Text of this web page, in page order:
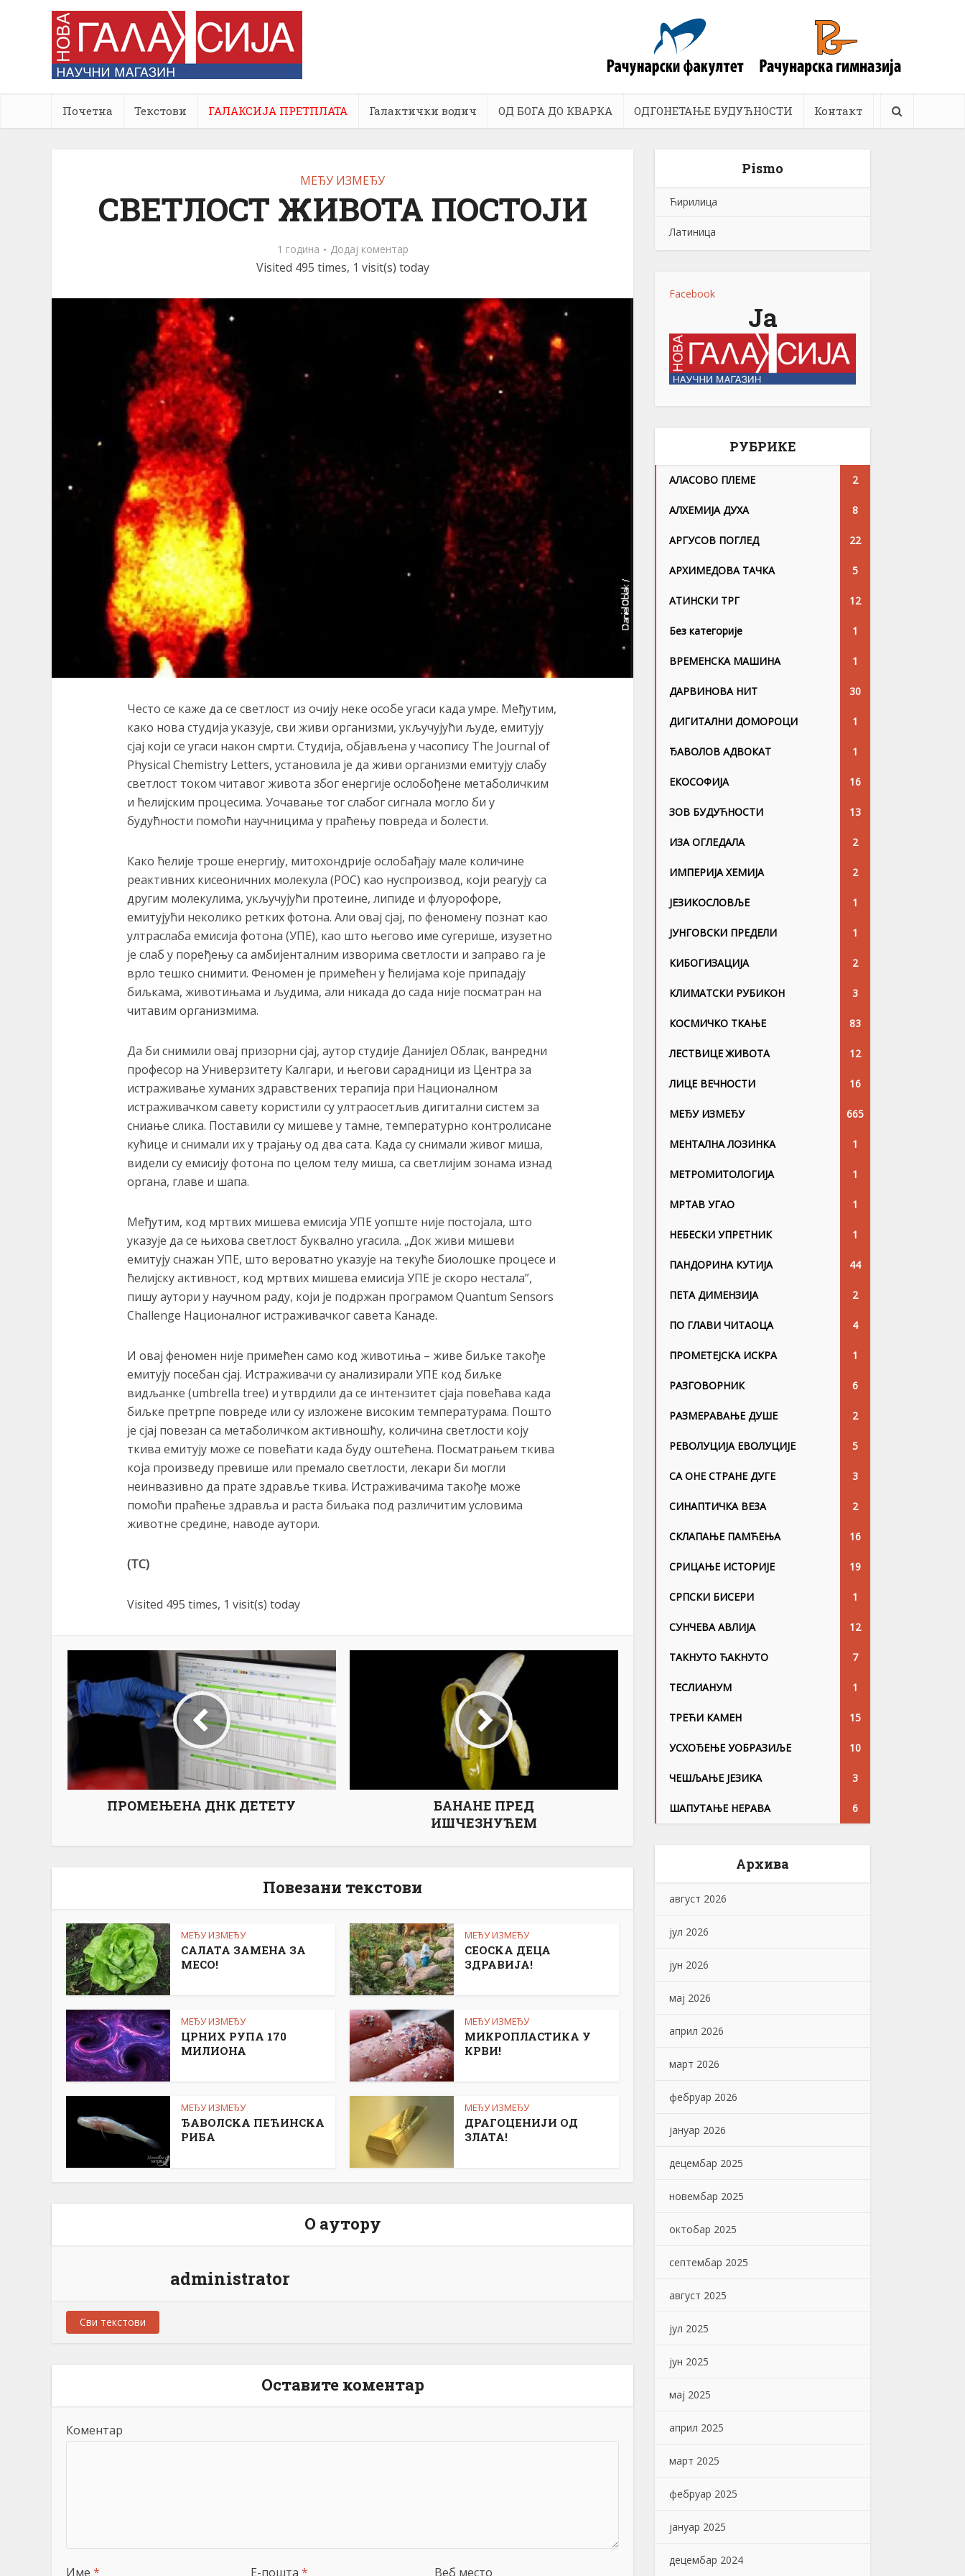
Почетна Текстови ГАЛАКСИЈА ПРЕТПЛАТА Галактички водич ОД БОГА ДО КВАРКА ОДГОНЕТАЊЕ БУДУЋНОСТИ Контакт
МЕЂУ ИЗМЕЂУ
СВЕТЛОСТ ЖИВОТА ПОСТОЈИ
1 година Додај коментар
Visited 495 times, 1 visit(s) today
Често се каже да се светлост из очију неке особе угаси када умре. Међутим,
како нова студија указује, сви живи организми, укључујући људе, емитују
сјај који се угаси након смрти. Студија, објављена у часопису The Journal of
Physical Chemistry Letters, установила је да живи организми емитују слабу
светлост током читавог живота због енергије ослобођене метаболичким
и ћелијским процесима. Уочавање тог слабог сигнала могло би у
будућности помоћи научницима у праћењу повреда и болести.
Како ћелије троше енергију, митохондрије ослобађају мале количине
реактивних кисеоничних молекула (РОС) као нуспроизвод, који реагују са
другим молекулима, укључујући протеине, липиде и флуорофоре,
емитујући неколико ретких фотона. Али овај сјај, по феномену познат као
ултраслаба емисија фотона (УПЕ), као што његово име сугерише, изузетно
је слаб у поређењу са амбијенталним изворима светлости и заправо га је
врло тешко снимити. Феномен је примећен у ћелијама које припадају
биљкама, животињама и људима, али никада до сада није посматран на
читавим организмима.
Да би снимили овај призорни сјај, аутор студије Данијел Облак, ванредни
професор на Универзитету Калгари, и његови сарадници из Центра за
истраживање хуманих здравствених терапија при Националном
истраживачком савету користили су ултраосетљив дигитални систем за
сниање слика. Поставили су мишеве у тамне, температурно контролисане
кућице и снимали их у трајању од два сата. Када су снимали живог миша,
видели су емисију фотона по целом телу миша, са светлијим зонама изнад
органа, главе и шапа.
Међутим, код мртвих мишева емисија УПЕ уопште није постојала, што
указује да се њихова светлост буквално угасила. „Док живи мишеви
емитују снажан УПЕ, што вероватно указује на текуће биолошке процесе и
ћелијску активност, код мртвих мишева емисија УПЕ је скоро нестала”,
пишу аутори у научном раду, који је подржан програмом Quantum Sensors
Challenge Националног истраживачког савета Канаде.
И овај феномен није примећен само код животиња – живе биљке такође
емитују посебан сјај. Истраживачи су анализирали УПЕ код биљке
видљанке (umbrella tree) и утврдили да се интензитет сјаја повећава када
биљке претрпе повреде или су изложене високим температурама. Пошто
је сјај повезан са метаболичком активношћу, количина светлости коју
ткива емитују може се повећати када буду оштећена. Посматрањем ткива
која произведу превише или премало светлости, лекари би могли
неинвазивно да прате здравље ткива. Истраживачима такође може
помоћи праћење здравља и раста биљака под различитим условима
животне средине, наводе аутори.
(ТС)
Visited 495 times, 1 visit(s) today
ПРОМЕЊЕНА ДНК ДЕТЕТУ
БАНАНЕ ПРЕД
ИШЧЕЗНУЋЕМ
Повезани текстови
МЕЂУ ИЗМЕЂУ
САЛАТА ЗАМЕНА ЗА
МЕСО!
МЕЂУ ИЗМЕЂУ
СЕОСKА ДЕЦА
ЗДРАВИЈА!
МЕЂУ ИЗМЕЂУ
ЦРНИХ РУПА 170
МИЛИОНА
МЕЂУ ИЗМЕЂУ
МИКРОПЛАСТИКА У
КРВИ!
МЕЂУ ИЗМЕЂУ
ЂАВОЛСKА ПЕЋИНСKА
РИБА
МЕЂУ ИЗМЕЂУ
ДРАГОЦЕНИЈИ ОД
ЗЛАТА!
О аутору
administrator
Сви текстови
Оставите коментар
Коментар
Име * Е-пошта * Веб место
Pismo
Ћирилица
Латиница
Facebook
Ја
РУБРИКЕ
АЛАСОВО ПЛЕМЕ 2
АЛХЕМИЈА ДУХА 8
АРГУСОВ ПОГЛЕД 22
АРХИМЕДОВА ТАЧКА 5
АТИНСКИ ТРГ 12
Без категорије 1
ВРЕМЕНСКА МАШИНА 1
ДАРВИНОВА НИТ 30
ДИГИТАЛНИ ДОМОРОЦИ 1
ЂАВОЛОВ АДВОКАТ 1
ЕКОСОФИЈА 16
ЗОВ БУДУЋНОСТИ 13
ИЗА ОГЛЕДАЛА 2
ИМПЕРИЈА ХЕМИЈА 2
ЈЕЗИКОСЛОВЉЕ 1
ЈУНГОВСKИ ПРЕДЕЛИ 1
КИБОГИЗАЦИЈА 2
КЛИМАТСКИ РУБИКОН 3
КОСМИЧКО ТКАЊЕ 83
ЛЕСТВИЦЕ ЖИВОТА 12
ЛИЦЕ ВЕЧНОСТИ 16
МЕЂУ ИЗМЕЂУ 665
МЕНТАЛНА ЛОЗИНКА 1
МЕТРОМИТОЛОГИЈА 1
МРТАВ УГАО 1
НЕБЕСКИ УПРЕТНИК 1
ПАНДОРИНА КУТИЈА 44
ПЕТА ДИМЕНЗИЈА 2
ПО ГЛАВИ ЧИТАОЦА 4
ПРОМЕТЕЈСКА ИСКРА 1
РАЗГОВОРНИК 6
РАЗМЕРАВАЊЕ ДУШЕ 2
РЕВОЛУЦИЈА ЕВОЛУЦИЈЕ 5
СА ОНЕ СТРАНЕ ДУГЕ 3
СИНАПТИЧКА ВЕЗА 2
СКЛАПАЊЕ ПАМЋЕЊА 16
СРИЦАЊЕ ИСТОРИЈЕ 19
СРПСКИ БИСЕРИ 1
СУНЧЕВА АВЛИЈА 12
ТАКНУТО ЋАКНУТО 7
ТЕСЛИАНУМ 1
ТРЕЋИ КАМЕН 15
УСХОЂЕЊЕ УОБРАЗИЉЕ 10
ЧЕШЉАЊЕ ЈЕЗИKА 3
ШАПУТАЊЕ НЕРАВА 6
Архива
август 2026
јул 2026
јун 2026
мај 2026
април 2026
март 2026
фебруар 2026
јануар 2026
децембар 2025
новембар 2025
октобар 2025
септембар 2025
август 2025
јул 2025
јун 2025
мај 2025
април 2025
март 2025
фебруар 2025
јануар 2025
децембар 2024